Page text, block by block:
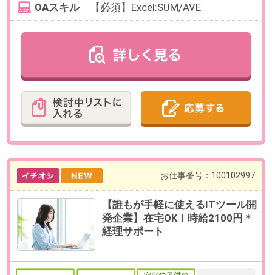
力）
お仕事番号：100102949
10月開始もOK【扶養内×月末月初
4～6日】請求書作成など経理サ
ポート＠虎ノ門